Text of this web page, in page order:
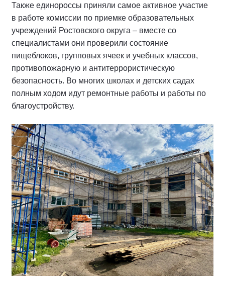
Также единороссы приняли самое активное участие
в работе комиссии по приемке образовательных
учреждений Ростовского округа – вместе со
специалистами они проверили состояние
пищеблоков, групповых ячеек и учебных классов,
противопожарную и антитеррористическую
безопасность. Во многих школах и детских садах
полным ходом идут ремонтные работы и работы по
благоустройству.